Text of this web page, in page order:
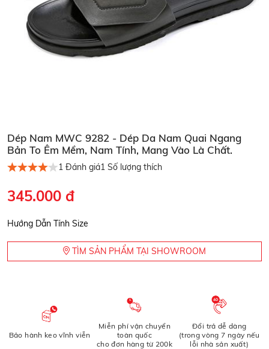
Dép Nam MWC 9282 - Dép Da Nam Quai Ngang
Bản To Êm Mềm, Nam Tính, Mang Vào Là Chất.
1 Đánh giá1 Số lượng thích
345.000 đ
Hướng Dẫn Tính Size
TÌM SẢN PHẨM TẠI SHOWROOM
Bảo hành keo vĩnh viễn
Miễn phí vận chuyển
toàn quốc
cho đơn hàng từ 200k
Đổi trả dễ dàng
(trong vòng 7 ngày nếu
lỗi nhà sản xuất)